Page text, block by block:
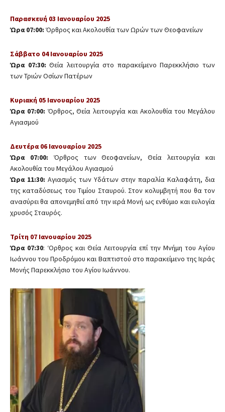
Παρασκευή 03 Ιανουαρίου 2025
Ώρα 07:00: Όρθρος και Ακολουθία των Ωρών των Θεοφανείων
Σάββατο 04 Ιανουαρίου 2025
Ώρα 07:30: Θεία λειτουργία στο παρακείμενο Παρεκκλήσιο των
των Τριών Οσίων Πατέρων
Κυριακή 05 Ιανουαρίου 2025
Ώρα 07:00: Όρθρος, Θεία λειτουργία και Ακολουθία του Μεγάλου
Αγιασμού
Δευτέρα 06 Ιανουαρίου 2025
Ώρα 07:00: Όρθρος των Θεοφανείων, Θεία λειτουργία και
Ακολουθία του Μεγάλου Αγιασμού
Ώρα 11:30: Αγιασμός των Υδάτων στην παραλία Καλαφάτη, δια
της καταδύσεως του Τιμίου Σταυρού. Στον κολυμβητή που θα τον
ανασύρει θα απονεμηθεί από την ιερά Μονή ως ενθύμιο και ευλογία
χρυσός Σταυρός.
Τρίτη 07 Ιανουαρίου 2025
Ώρα 07:30: ‘Ορθρος και Θεία Λειτουργία επί την Μνήμη του Αγίου
Ιωάννου του Προδρόμου και Βαπτιστού στο παρακείμενο της Ιεράς
Μονής Παρεκκλήσιο του Αγίου Ιωάννου.